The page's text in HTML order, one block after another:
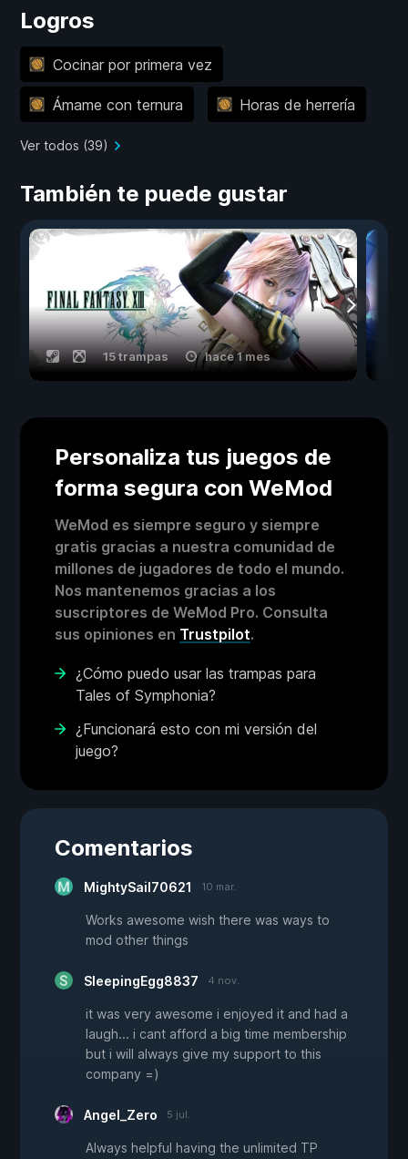
Logros
Cocinar por primera vez
Ámame con ternura Horas de herrería
Ver todos (39)
También te puede gustar
15 trampas hace 1 mes
Personaliza tus juegos de
forma segura con WeMod
WeMod es siempre seguro y siempre
gratis gracias a nuestra comunidad de
millones de jugadores de todo el mundo.
Nos mantenemos gracias a los
suscriptores de WeMod Pro. Consulta
sus opiniones en Trustpilot.
¿Cómo puedo usar las trampas para
Tales of Symphonia?
¿Funcionará esto con mi versión del
juego?
Comentarios
MightySail70621 10 mar.
Works awesome wish there was ways to
mod other things
SleepingEgg8837 4 nov.
it was very awesome i enjoyed it and had a
laugh... i cant afford a big time membership
but i will always give my support to this
company =)
Angel_Zero 5 jul.
Always helpful having the unlimited TP